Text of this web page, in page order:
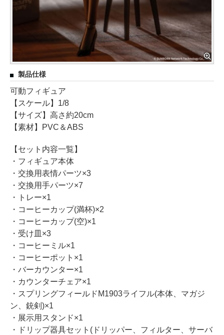
製品仕様
可動フィギュア
【スケール】1/8
【サイズ】高さ約20cm
【素材】PVC＆ABS
【セット内容一覧】
・フィギュア本体
・交換用表情パーツ×3
・交換用手パーツ×7
・トレー×1
・コーヒーカップ(満杯)×2
・コーヒーカップ(空)×1
・受け皿×3
・コーヒーミル×1
・コーヒーポット×1
・バーカウンター×1
・カウンターチェア×1
・スプリングフィールドM1903ライフル(本体、マガジ
ン、銃剣)×1
・展示用スタンド×1
・ドリップ器具セット(ドリッパー、フィルター、サーバ